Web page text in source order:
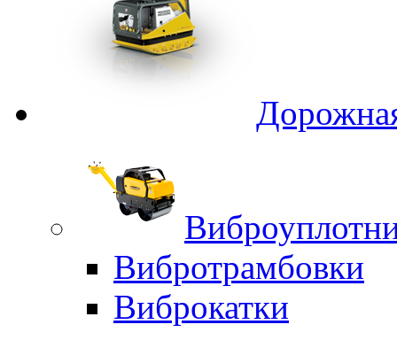
Вибротрамбовки
Виброкатки